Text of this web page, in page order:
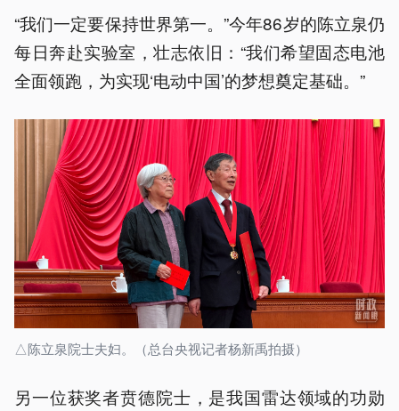
“我们一定要保持世界第一。”今年86岁的陈立泉仍
每日奔赴实验室，壮志依旧：“我们希望固态电池
全面领跑，为实现‘电动中国’的梦想奠定基础。”
△陈立泉院士夫妇。（总台央视记者杨新禹拍摄）
另一位获奖者贲德院士，是我国雷达领域的功勋